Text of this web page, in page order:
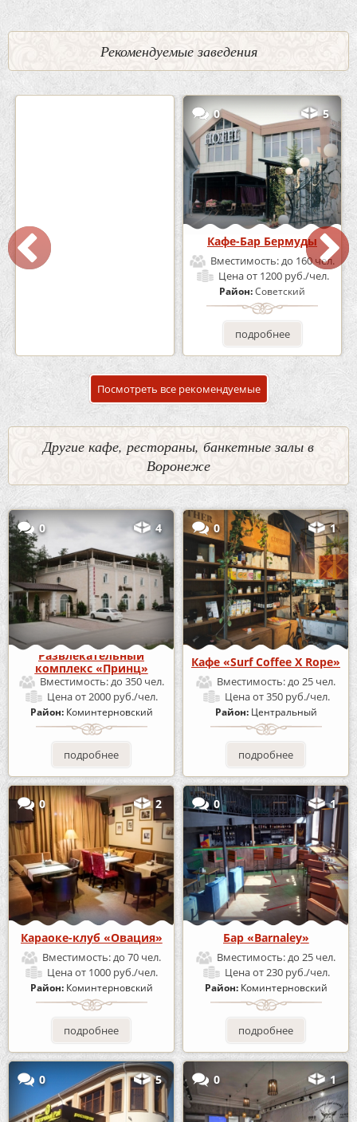
Рекомендуемые заведения
Кафе «Шишка»
Вместимость:
0 5
Кафе-Бар Бермуды
Вместимость:до 160 чел.
Ценаот 1200 руб./чел.
Район:Советский
подробнее
Посмотреть все рекомендуемые
Другие кафе, рестораны, банкетные залы в
Воронеже
0 4
Развлекательный
комплекс «Принц»
Вместимость:до 350 чел.
Ценаот 2000 руб./чел.
Район: Коминтерновский
подробнее
0 1
Кафе «Surf Coffee X Rope»
Вместимость:до 25 чел.
Ценаот 350 руб./чел.
Район: Центральный
подробнее
0 2
Караоке-клуб «Овация»
Вместимость:до 70 чел.
Ценаот 1000 руб./чел.
Район: Коминтерновский
подробнее
0 1
Бар «Barnaley»
Вместимость:до 25 чел.
Ценаот 230 руб./чел.
Район: Коминтерновский
подробнее
0 5 0 1